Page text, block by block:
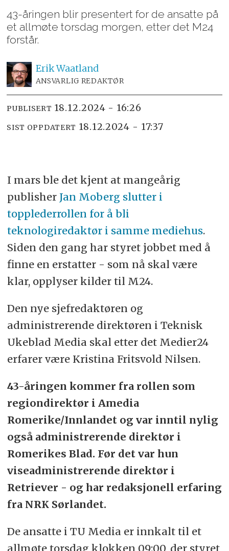
43-åringen blir presentert for de ansatte på
et allmøte torsdag morgen, etter det M24
forstår.
ErikWaatland
ANSVARLIG REDAKTØR
PUBLISERT 18.12.2024 - 16:26
SIST OPPDATERT 18.12.2024 - 17:37
I mars ble det kjent at mangeårig
publisherJan Moberg slutter i
topplederrollen for å bli
teknologiredaktør i samme mediehus.
Siden den gang har styret jobbet med å
finne en erstatter - som nå skal være
klar, opplyser kilder til M24.
Den nye sjefredaktøren og
administrerende direktøren i Teknisk
Ukeblad Media skal etter det Medier24
erfarer være Kristina Fritsvold Nilsen.
43-åringen kommer fra rollen som
regiondirektør i Amedia
Romerike/Innlandet og var inntil nylig
også administrerende direktør i
Romerikes Blad. Før det var hun
viseadministrerende direktør i
Retriever - og har redaksjonell erfaring
fra NRK Sørlandet.
De ansatte i TU Media er innkalt til et
allmøte torsdag klokken 09:00, der styret